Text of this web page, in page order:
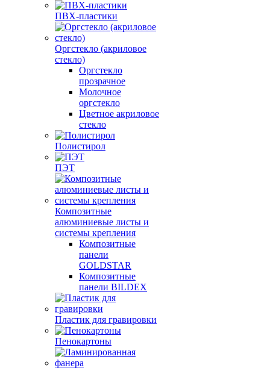
ПВХ-пластики
Оргстекло (акриловое
стекло)
Оргстекло
прозрачное
Молочное
оргстекло
Цветное акриловое
стекло
Полистирол
ПЭТ
Композитные
алюминиевые листы и
системы крепления
Композитные
панели
GOLDSTAR
Композитные
панели BILDEX
Пластик для гравировки
Пенокартоны